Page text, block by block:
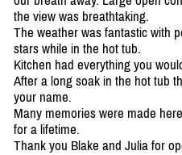
the view was breathtaking.
The weather was fantastic with
stars while in the hot tub.
Kitchen had everything you
After a long soak in the hot tub
your name.
Many memories were made
for a lifetime.
Thank you Blake and Julia for